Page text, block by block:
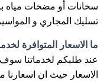
سخانات أو مضخات مياه
تسليك المجاري و
ما الاسعار المتوافرة
عند طلبكم لخدماتنا
الاسعار حيث ان